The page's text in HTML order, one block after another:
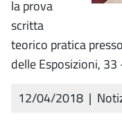
la prova
scritta
teorico pratica
delle Esposizioni, 33
12/04/2018 |